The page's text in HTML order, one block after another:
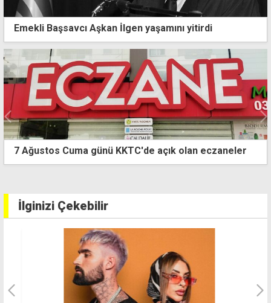
Emekli Başsavcı Aşkan İlgen yaşamını yitirdi
DAÜ, Türk Dünyası Akademisi ile Özbekistan'da
temsil edildi
İlginizi Çekebilir